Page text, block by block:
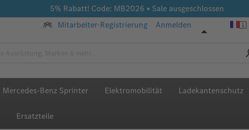
5% Rabatt! Code: MB2026 • Sale ausgeschlossen
Mitarbeiter-Registrierung
Anmelden
Mercedes-Benz Sprinter Elektromobilität Ladekantenschutz
Ersatzteile